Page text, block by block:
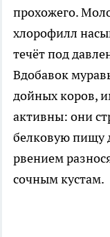
прохожего.
хлорофилл
течёт под
Вдобавок
дойных коров,
активны: они
белковую пищу
рвением
сочным кустам.